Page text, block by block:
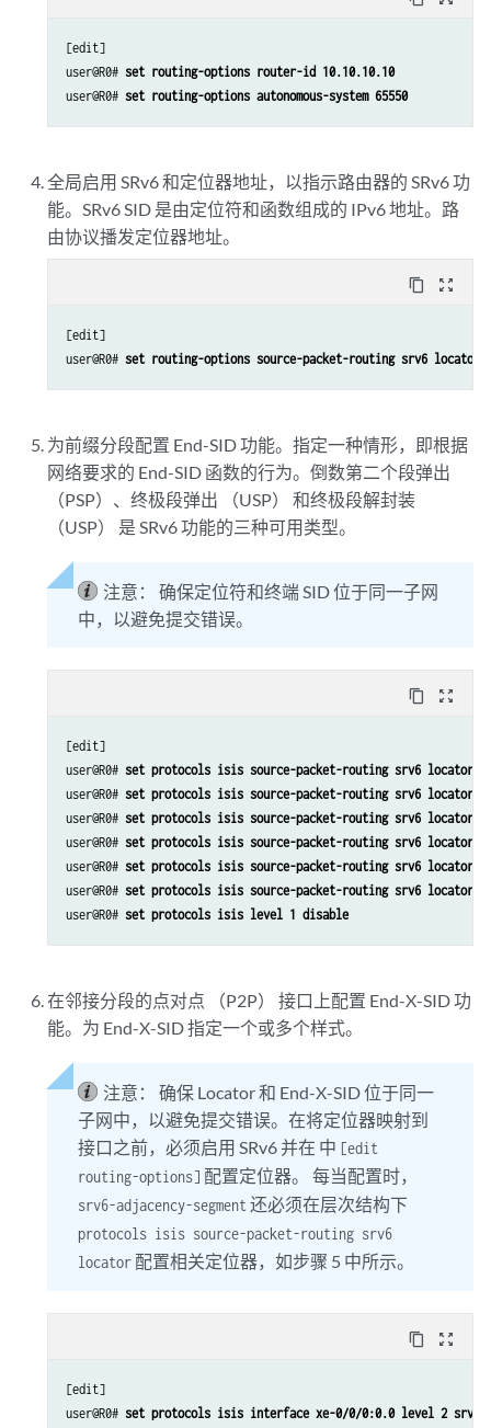
[edit]
user@R0# set routing-options router-id 10.10.10.10
user@R0# set routing-options autonomous-system 65550
全局启用 SRv6 和定位器地址，以指示路由器的 SRv6 功
能。SRv6 SID 是由定位符和函数组成的 IPv6 地址。路
由协议播发定位器地址。
content_copy zoom_out_map
[edit]
user@R0# set routing-options source-packet-routing srv6 locator
为前缀分段配置 End-SID 功能。指定一种情形，即根据
网络要求的 End-SID 函数的行为。倒数第二个段弹出
（PSP）、终极段弹出 （USP） 和终极段解封装
（USP） 是 SRv6 功能的三种可用类型。
注意：
确保定位符和终端 SID 位于同一子网
中，以避免提交错误。
content_copy zoom_out_map
[edit]
user@R0# set protocols isis source-packet-routing srv6 locator
user@R0# set protocols isis source-packet-routing srv6 locator
user@R0# set protocols isis source-packet-routing srv6 locator
user@R0# set protocols isis source-packet-routing srv6 locator
user@R0# set protocols isis source-packet-routing srv6 locator
user@R0# set protocols isis source-packet-routing srv6 locator
user@R0# set protocols isis level 1 disable
在邻接分段的点对点 （P2P） 接口上配置 End-X-SID 功
能。为 End-X-SID 指定一个或多个样式。
注意：
确保 Locator 和 End-X-SID 位于同一
子网中，以避免提交错误。在将定位器映射到
接口之前，必须启用 SRv6 并在 中 [edit
routing-options] 配置定位器。 每当配置时，
srv6-adjacency-segment还必须在层次结构下
protocols isis source-packet-routing srv6
locator 配置相关定位器，如步骤 5 中所示。
content_copy zoom_out_map
[edit]
user@R0# set protocols isis interface xe-0/0/0:0.0 level 2 srv6-